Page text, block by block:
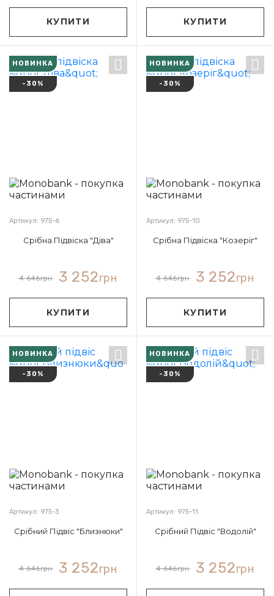
КУПИТИ КУПИТИ
НОВИНКА
-30%
Артикул: 975-6
Срібна Підвіска "Діва"
4 646грн 3 252грн
КУПИТИ
НОВИНКА
-30%
Артикул: 975-10
Срібна Підвіска "Козеріг"
4 646грн 3 252грн
КУПИТИ
НОВИНКА
-30%
Артикул: 975-3
Срібний Підвіс "Близнюки"
4 646грн 3 252грн
НОВИНКА
-30%
Артикул: 975-11
Срібний Підвіс "Водолій"
4 646грн 3 252грн